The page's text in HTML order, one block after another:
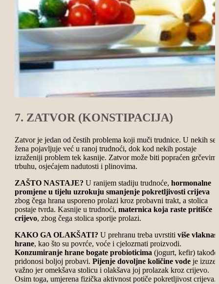
7. ZATVOR (KONSTIPACIJA)
Zatvor je jedan od čestih problema koji muči trudnice. U nekih se
žena pojavljuje već u ranoj trudnoći, dok kod nekih postaje
izraženiji problem tek kasnije. Zatvor može biti popraćen
trbuhu, osjećajem nadutosti i plinovima.
ZAŠTO NASTAJE? U ranijem stadiju trudnoće, hormonalne
promjene u tijelu uzrokuju smanjenje pokretljivosti crijeva
zbog čega hrana usporeno prolazi kroz probavni trakt, a stolica
postaje tvrda. Kasnije u trudnoći, maternica koja raste pritišće
crijevo, zbog čega stolica sporije prolazi.
KAKO GA OLAKŠATI? U prehranu treba uvrstiti više
hrane, kao što su povrće, voće i cjelozrnati proizvodi.
Konzumiranje hrane bogate probioticima (jogurt, kefir)
pridonosi boljoj probavi. Pijenje dovoljne količine vodeje
važno jer omekšava stolicu i olakšava joj prolazak kroz crijevo.
Osim toga, umjerena fizička aktivnost potiče pokretljivost crijeva.